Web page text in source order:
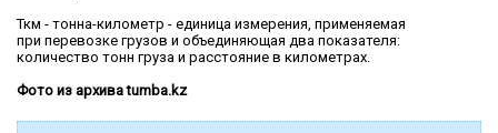
Ткм - тонна-километр - единица измерения, применяемая
при перевозке грузов и объединяющая два показателя:
количество тонн груза и расстояние в километрах.
Фото из архива tumba.kz